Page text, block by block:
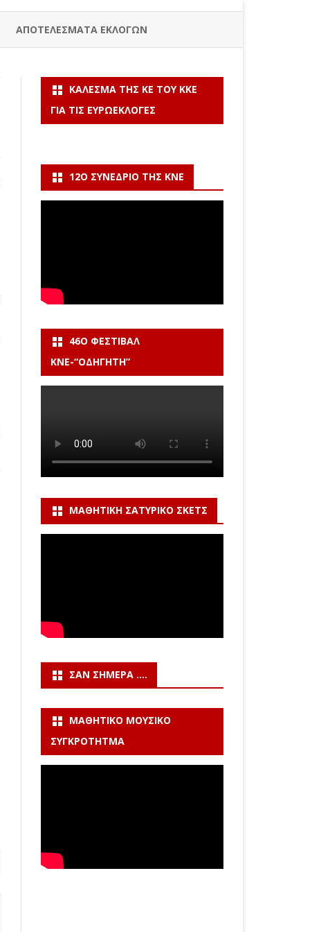
ΑΠΟΤΕΛΕΣΜΑΤΑ ΕΚΛΟΓΩΝ
ΚΆΛΕΣΜΑ ΤΗΣ ΚΕ ΤΟΥ ΚΚΕ
ΓΙΑ ΤΙΣ ΕΥΡΩΕΚΛΟΓΈΣ
12Ο ΣΥΝΈΔΡΙΟ ΤΗΣ ΚΝΕ
46Ο ΦΕΣΤΙΒΆΛ
ΚΝΕ-“ΟΔΗΓΗΤΗ”
ΜΑΘΗΤΙΚΉ ΣΑΤΥΡΙΚΌ ΣΚΕΤΣ
ΣΑΝ ΣΉΜΕΡΑ ….
ΜΑΘΗΤΙΚΌ ΜΟΥΣΙΚΌ
ΣΥΓΚΡΌΤΗΤΜΑ